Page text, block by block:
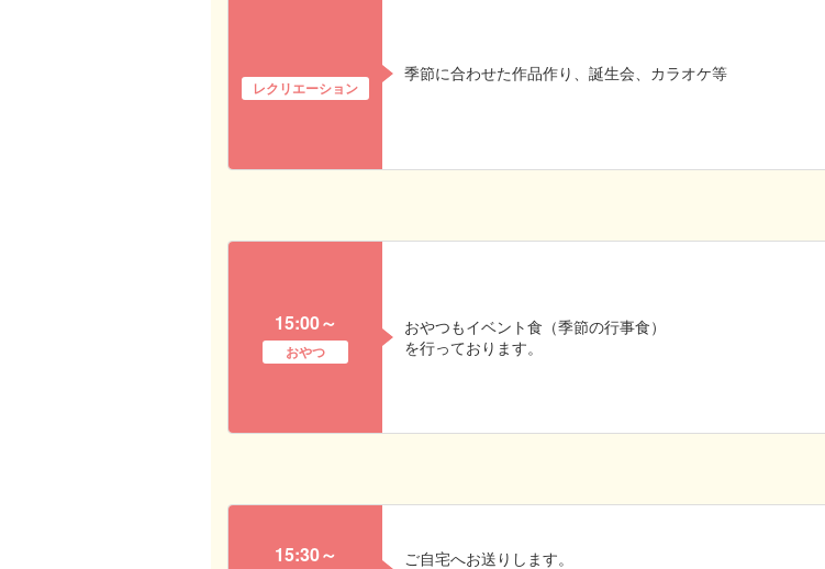
レクリエーション
季節に合わせた作品作り、誕生会、カラオケ等
15:00～
おやつ
おやつもイベント食（季節の行事食）
を行っております。
15:30～
ご自宅へお送りします。